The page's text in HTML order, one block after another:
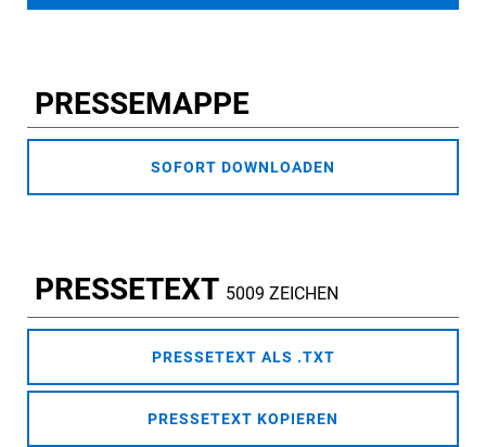
PRESSEMAPPE
SOFORT DOWNLOADEN
PRESSETEXT 5009 ZEICHEN
PRESSETEXT ALS .TXT
PRESSETEXT KOPIEREN